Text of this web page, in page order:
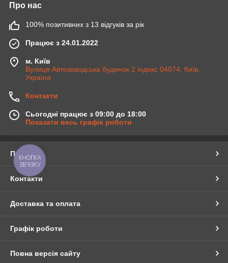
Про нас
100% позитивних з 13 відгуків за рік
Працює з 24.01.2022
м. Київ
Вулиця Автозаводська будинок 2 індекс 04074, Київ,
Україна
Контакти
Сьогодні працює з 09:00 до 18:00
Показати весь графік роботи
Про нас
Контакти
Доставка та оплата
Графік роботи
Повна версія сайту
КНОПКА
ЗВ'ЯЗКУ